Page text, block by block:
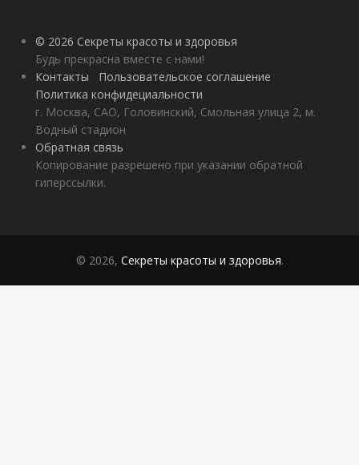
© 2026 Секреты красоты и здоровья
Будь прекрасна вместе с нами!
Контакты
Пользовательское соглашение
Политика конфидециальности
г. Москва, САО, Головинский, Смольная улица 2, м.
Водный стадион
Обратная связь
Копирование разрешено при указании обратной
гиперссылки.
© 2026, Секреты красоты и здоровья.